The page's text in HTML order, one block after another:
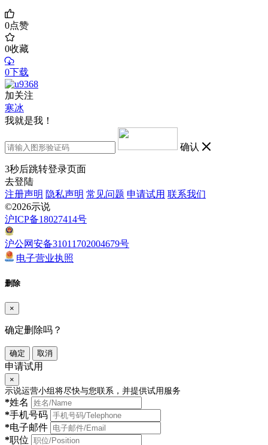
0点赞
0收藏
0下载
加关注
寒冰
我就是我！
确认
3秒后跳转登录页面
去登陆
注册声明 隐私声明 常见问题 申请试用 联系我们
©2026示说
沪ICP备18027414号
沪公网安备31011702004679号
电子营业执照
删除
×
确定删除吗？
确定 取消
申请试用
×
示说运营小组将尽快与您联系，并提供试用服务
*姓名
*手机号码
*电子邮件
*职位